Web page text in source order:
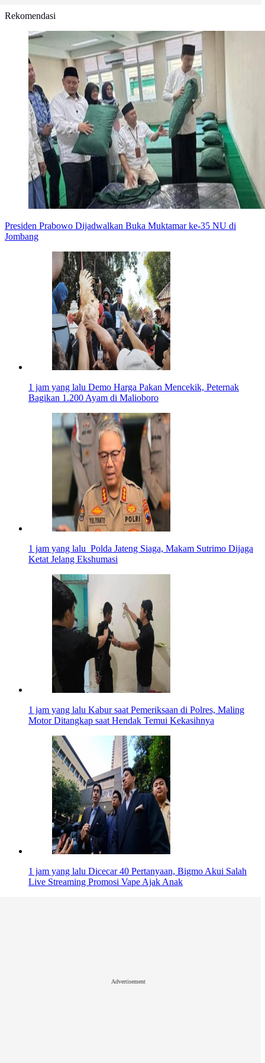
Rekomendasi
Presiden Prabowo Dijadwalkan Buka Muktamar ke-35 NU di
Jombang
1 jam yang lalu Demo Harga Pakan Mencekik, Peternak
Bagikan 1.200 Ayam di Malioboro
1 jam yang lalu Polda Jateng Siaga, Makam Sutrimo Dijaga
Ketat Jelang Ekshumasi
1 jam yang lalu Kabur saat Pemeriksaan di Polres, Maling
Motor Ditangkap saat Hendak Temui Kekasihnya
1 jam yang lalu Dicecar 40 Pertanyaan, Bigmo Akui Salah
Live Streaming Promosi Vape Ajak Anak
Advertisement